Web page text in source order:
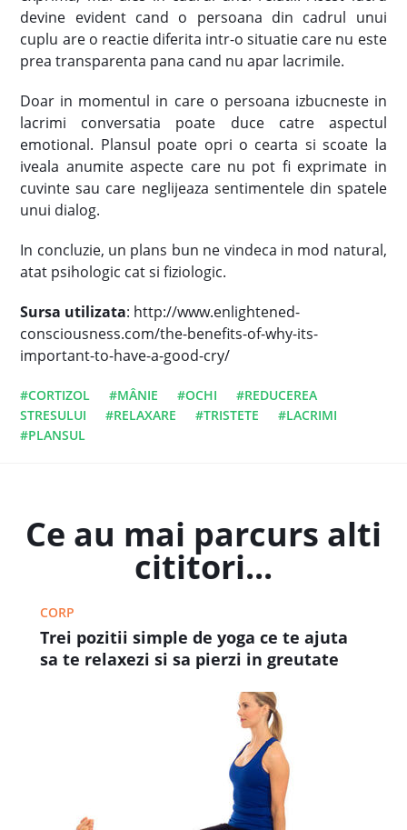
devine evident cand o persoana din cadrul unui
cuplu are o reactie diferita intr-o situatie care nu este
prea transparenta pana cand nu apar lacrimile.
Doar in momentul in care o persoana izbucneste in
lacrimi conversatia poate duce catre aspectul
emotional. Plansul poate opri o cearta si scoate la
iveala anumite aspecte care nu pot fi exprimate in
cuvinte sau care neglijeaza sentimentele din spatele
unui dialog.
In concluzie, un plans bun ne vindeca in mod natural,
atat psihologic cat si fiziologic.
Sursa utilizata: http://www.enlightened-
consciousness.com/the-benefits-of-why-its-
important-to-have-a-good-cry/
#CORTIZOL #MÂNIE #OCHI
#REDUCEREA
STRESULUI
#RELAXARE #TRISTETE
#LACRIMI
#PLANSUL
Ce au mai parcurs alti
cititori...
CORP
Trei pozitii simple de yoga ce te ajuta
sa te relaxezi si sa pierzi in greutate